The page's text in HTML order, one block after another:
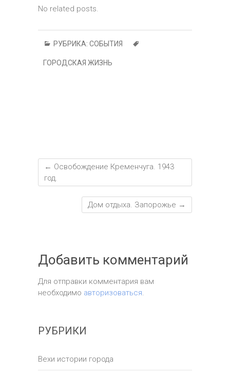
t
ok
m p
g
er ur
n
al
а
No related posts.
РУБРИКА: СОБЫТИЯ
ГОРОДСКАЯ ЖИЗНЬ
← Освобождение Кременчуга. 1943
год.
Дом отдыха. Запорожье →
Добавить комментарий
Для отправки комментария вам
необходимо авторизоваться.
РУБРИКИ
Вехи истории города